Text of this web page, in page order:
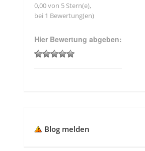
0,00 von 5 Stern(e),
bei 1 Bewertung(en)
Hier Bewertung abgeben:
Blog melden